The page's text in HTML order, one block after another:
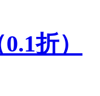
折）